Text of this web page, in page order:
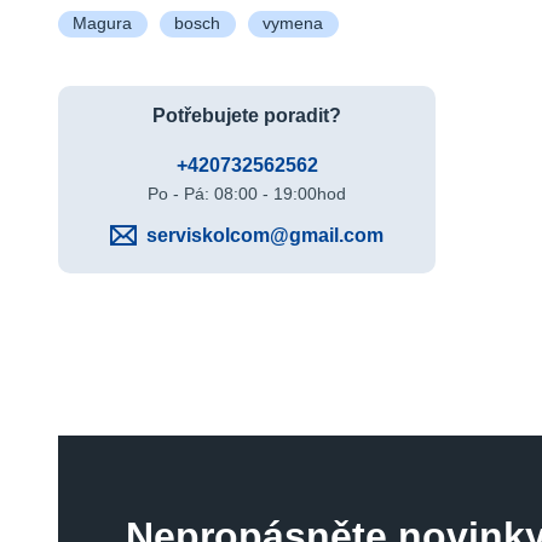
Magura bosch vymena
Potřebujete poradit?
+420732562562
Po - Pá: 08:00 - 19:00hod
serviskolcom@gmail.com